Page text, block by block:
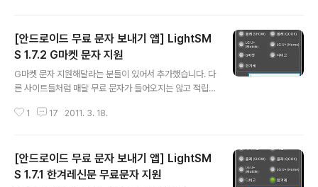
[안드로이드 무료 문자 보내기 앱] LightSM
S 1.7.2 G마켓 문자 지원
G마켓 문자 지원해달라는 분들이 있어서 추가했습니다. 다
른 사이트들처럼 매달 무료 문자가 들어오지는 않고 적립
1 17 2011. 3. 18.
[안드로이드 무료 문자 보내기 앱] LightSM
S 1.7.1 한겨레신문 무료문자 지원